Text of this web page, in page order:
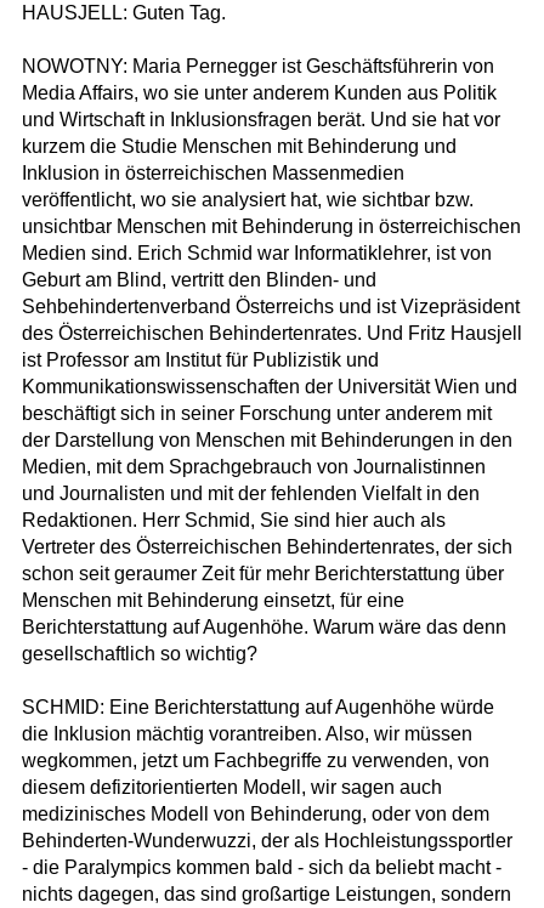
HAUSJELL: Guten Tag.
NOWOTNY: Maria Pernegger ist Geschäftsführerin von
Media Affairs, wo sie unter anderem Kunden aus Politik
und Wirtschaft in Inklusionsfragen berät. Und sie hat vor
kurzem die Studie Menschen mit Behinderung und
Inklusion in österreichischen Massenmedien
veröffentlicht, wo sie analysiert hat, wie sichtbar bzw.
unsichtbar Menschen mit Behinderung in österreichischen
Medien sind. Erich Schmid war Informatiklehrer, ist von
Geburt am Blind, vertritt den Blinden- und
Sehbehindertenverband Österreichs und ist Vizepräsident
des Österreichischen Behindertenrates. Und Fritz Hausjell
ist Professor am Institut für Publizistik und
Kommunikationswissenschaften der Universität Wien und
beschäftigt sich in seiner Forschung unter anderem mit
der Darstellung von Menschen mit Behinderungen in den
Medien, mit dem Sprachgebrauch von Journalistinnen
und Journalisten und mit der fehlenden Vielfalt in den
Redaktionen. Herr Schmid, Sie sind hier auch als
Vertreter des Österreichischen Behindertenrates, der sich
schon seit geraumer Zeit für mehr Berichterstattung über
Menschen mit Behinderung einsetzt, für eine
Berichterstattung auf Augenhöhe. Warum wäre das denn
gesellschaftlich so wichtig?
SCHMID: Eine Berichterstattung auf Augenhöhe würde
die Inklusion mächtig vorantreiben. Also, wir müssen
wegkommen, jetzt um Fachbegriffe zu verwenden, von
diesem defizitorientierten Modell, wir sagen auch
medizinisches Modell von Behinderung, oder von dem
Behinderten-Wunderwuzzi, der als Hochleistungssportler
- die Paralympics kommen bald - sich da beliebt macht -
nichts dagegen, das sind großartige Leistungen, sondern